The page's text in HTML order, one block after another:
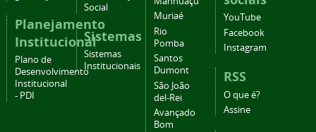
Planejamento
Institucional
Plano de
Desenvolvimento
Institucional
- PDI
Social
Sistemas
Sistemas
Institucionais
Muriaé
Rio
Pomba
Santos
Dumont
São João
del-Rei
Avançado
Bom
YouTube
Facebook
Instagram
RSS
O que é?
Assine